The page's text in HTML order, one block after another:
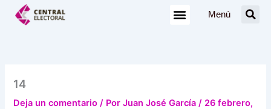
Menú
14
Deja un comentario / PorJuan José García/ 26 febrero,